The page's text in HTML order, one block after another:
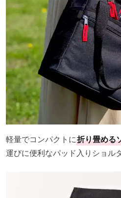
軽量でコンパクトに折り畳める
運びに便利なパッド入りショル